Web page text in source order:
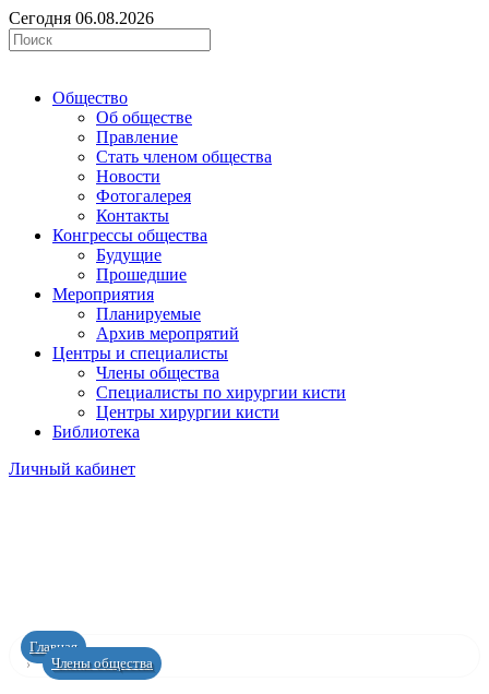
Сегодня 06.08.2026
Общество
Об обществе
Правление
Стать членом общества
Новости
Фотогалерея
Контакты
Конгрессы общества
Будущие
Прошедшие
Мероприятия
Планируемые
Архив меропрятий
Центры и специалисты
Члены общества
Специалисты по хирургии кисти
Центры хирургии кисти
Библиотека
Личный кабинет
Главная
Члены общества